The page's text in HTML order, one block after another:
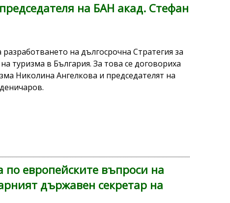
на БАН акад. Стефан
на дългосрочна Стратегия за
туризма в България. За това се договориха
Николина Ангелкова и председателят на
европейските въпроси на
държавен секретар на